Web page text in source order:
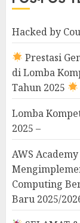
Hacked by
Prestasi
di Lomba
Tahun 2025
Lomba
2025 –
AWS
Computing
Baru 2025/